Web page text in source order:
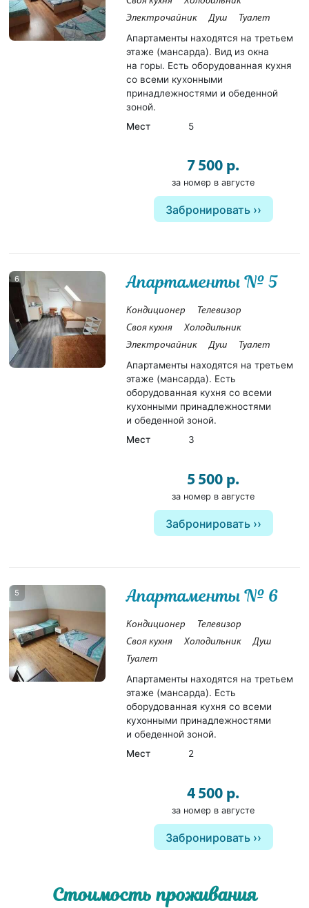
Электрочайник
Душ Туалет
Апартаменты находятся на третьем
этаже (мансарда). Вид из окна
на горы. Есть оборудованная кухня
со всеми кухонными
принадлежностями и обеденной
зоной.
Мест
5
7 500 р.
за номер в августе
Забронировать
6 Апартаменты № 5
Кондиционер
Телевизор
Своя кухня
Холодильник
Электрочайник
Душ Туалет
Апартаменты находятся на третьем
этаже (мансарда). Есть
оборудованная кухня со всеми
кухонными принадлежностями
и обеденной зоной.
Мест
3
5 500 р.
за номер в августе
Забронировать
5 Апартаменты № 6
Кондиционер
Телевизор
Своя кухня
Холодильник
Душ
Туалет
Апартаменты находятся на третьем
этаже (мансарда). Есть
оборудованная кухня со всеми
кухонными принадлежностями
и обеденной зоной.
Мест
2
4 500 р.
за номер в августе
Забронировать
Стоимость проживания